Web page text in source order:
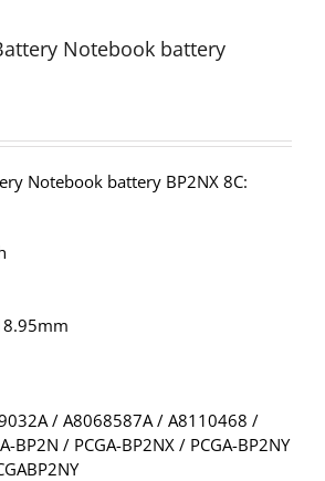
Notebook battery
Notebook battery BP2NX 8C:
/ A8068587A / A8110468 /
BP2N / PCGA-BP2NX / PCGA-BP2NY